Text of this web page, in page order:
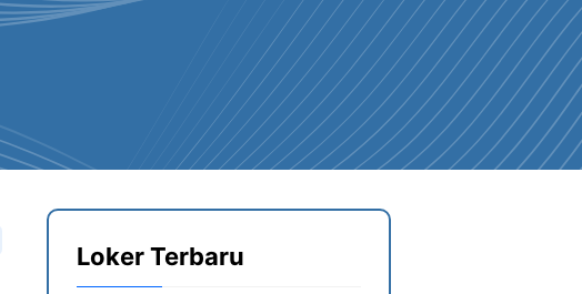
Loker Terbaru